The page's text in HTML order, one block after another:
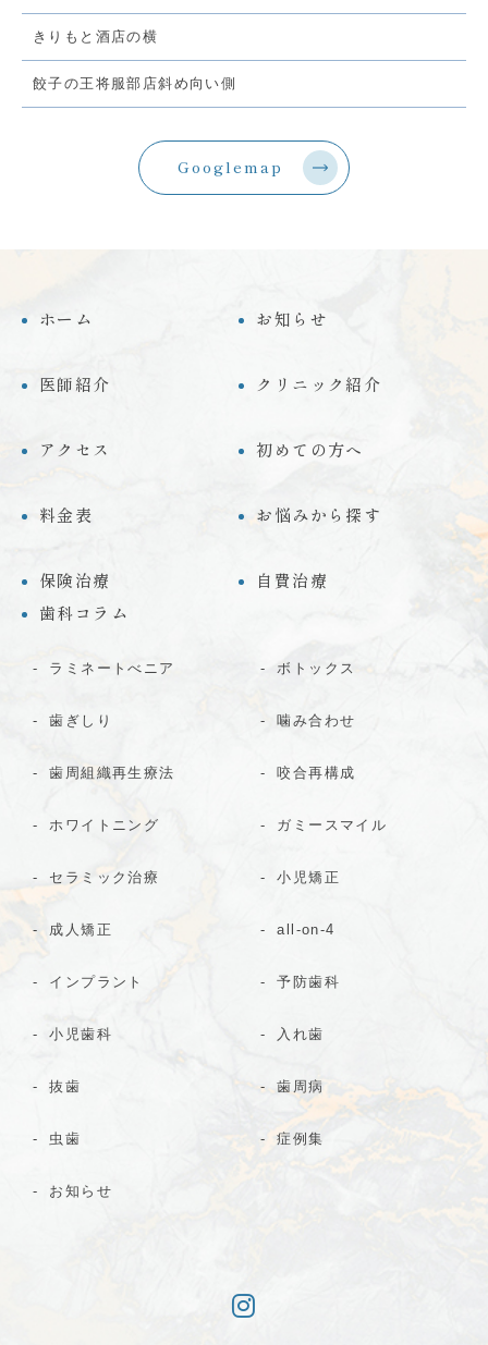
きりもと酒店の横
餃子の王将服部店斜め向い側
Googlemap
ホーム お知らせ
医師紹介 クリニック紹介
アクセス 初めての方へ
料金表 お悩みから探す
保険治療
自費治療
歯科コラム
ラミネートべニア ボトックス
歯ぎしり 噛み合わせ
歯周組織再生療法 咬合再構成
ホワイトニング ガミースマイル
セラミック治療 小児矯正
成人矯正 all-on-4
インプラント 予防歯科
小児歯科 入れ歯
抜歯 歯周病
虫歯 症例集
お知らせ